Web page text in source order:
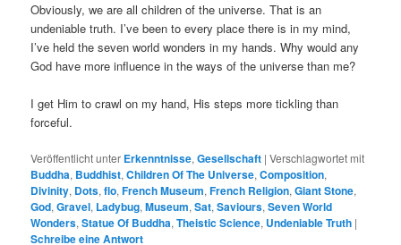
Obviously, we are all children of the universe. That is an
undeniable truth. I’ve been to every place there is in my mind,
I’ve held the seven world wonders in my hands. Why would any
God have more influence in the ways of the universe than me?
I get Him to crawl on my hand, His steps more tickling than
forceful.
Veröffentlicht unter Erkenntnisse,Gesellschaft |Verschlagwortet mit
Buddha, Buddhist,Children Of The Universe,Composition,
Divinity, Dots,flo,French Museum,French Religion,Giant Stone,
God,Gravel, Ladybug,Museum,Sat,Saviours,Seven World
Wonders,Statue Of Buddha,Theistic Science, Undeniable Truth |
Schreibe eine Antwort